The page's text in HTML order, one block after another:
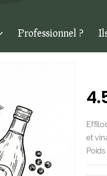
Professionnel ?
et
Poids